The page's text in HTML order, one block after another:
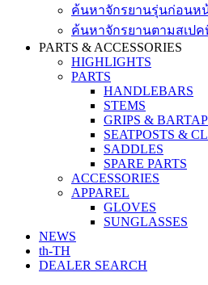
ค้นหาจักรยานรุ่นก่อนห
ค้นหาจักรยานตามสเปค
PARTS & ACCESSORIES
HIGHLIGHTS
PARTS
HANDLEBARS
STEMS
GRIPS &
SEATPOSTS &
SADDLES
SPARE PARTS
ACCESSORIES
APPAREL
GLOVES
SUNGLASSES
NEWS
th-TH
DEALER SEARCH